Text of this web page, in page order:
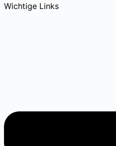
nsatz statt Ergebnis Das
Wichtige Links